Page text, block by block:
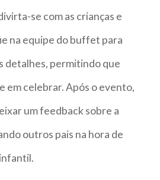
se com as crianças e
na equipe do buffet para
detalhes, permitindo que
em celebrar. Após o evento,
um feedback sobre a
outros pais na hora de